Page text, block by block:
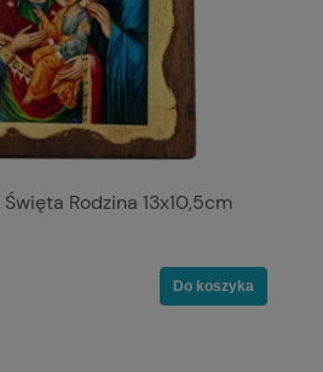
Rodzina 13x10,5cm
Do koszyka